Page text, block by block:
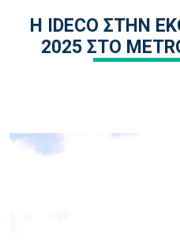
Η IDECO ΣΤΗΝ
2025 ΣΤΟ